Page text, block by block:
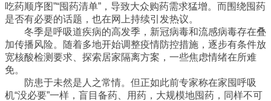
吃药顺序图”“囤药清单”，导致大众购药需求猛增。而围绕囤药
是否有必要的话题，也在网上持续引发热议。
冬季是呼吸道疾病的高发季，新冠病毒和流感病毒存在叠
加传播风险。随着多地开始调整疫情防控措施，逐步有条件放
宽核酸检测要求、探索居家隔离方案，一些焦虑情绪在所难
免。
防患于未然是人之常情。但正如此前专家称在家囤呼吸
机“没必要”一样，盲目备药、用药，大规模地囤药，同样不可